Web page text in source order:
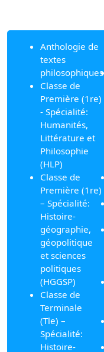
Anthologie de
textes
philosophiques
Classe de
Première (1re)
- Spécialité:
Humanités,
Littérature et
Philosophie
(HLP)
Classe de
Première (1re)
– Spécialité:
Histoire-
géographie,
géopolitique
et sciences
politiques
(HGGSP)
Classe de
Terminale
(Tle) –
Spécialité:
Histoire-